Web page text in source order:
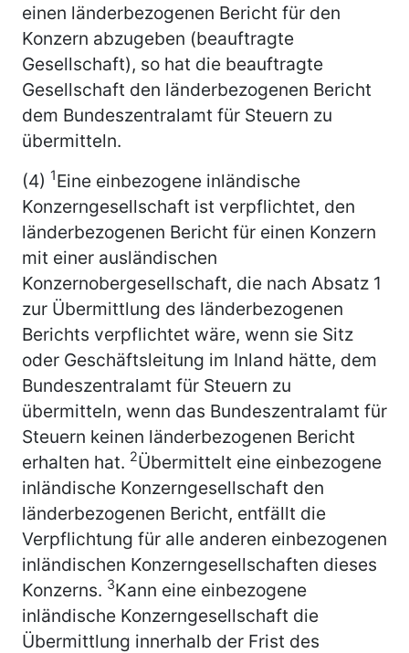
einen länderbezogenen Bericht für den
Konzern abzugeben (beauftragte
Gesellschaft), so hat die beauftragte
Gesellschaft den länderbezogenen Bericht
dem Bundeszentralamt für Steuern zu
übermitteln.
(4) 1Eine einbezogene inländische
Konzerngesellschaft ist verpflichtet, den
länderbezogenen Bericht für einen Konzern
mit einer ausländischen
Konzernobergesellschaft, die nach Absatz 1
zur Übermittlung des länderbezogenen
Berichts verpflichtet wäre, wenn sie Sitz
oder Geschäftsleitung im Inland hätte, dem
Bundeszentralamt für Steuern zu
übermitteln, wenn das Bundeszentralamt für
Steuern keinen länderbezogenen Bericht
erhalten hat. 2Übermittelt eine einbezogene
inländische Konzerngesellschaft den
länderbezogenen Bericht, entfällt die
Verpflichtung für alle anderen einbezogenen
inländischen Konzerngesellschaften dieses
Konzerns. 3Kann eine einbezogene
inländische Konzerngesellschaft die
Übermittlung innerhalb der Frist des